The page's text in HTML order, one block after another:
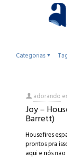
Categorias
adorando
Joy –
Barrett)
Housefires
prontos pra
aqui e nós